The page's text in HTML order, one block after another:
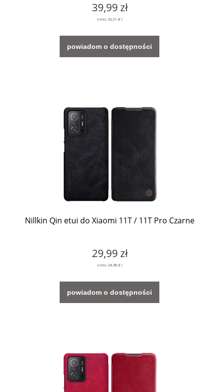
39,99 zł
(netto: 32,51 zł)
powiadom o dostępności
Nillkin Qin etui do Xiaomi 11T / 11T Pro Czarne
29,99 zł
(netto: 24,38 zł)
powiadom o dostępności